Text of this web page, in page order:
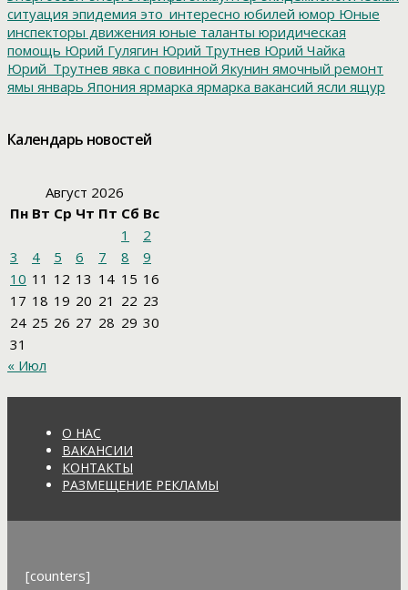
ситуация эпидемия это_интересно юбилей юмор Юные
инспекторы движения юные таланты юридическая
помощь Юрий Гулягин Юрий Трутнев Юрий Чайка
Юрий_Трутнев явка с повинной Якунин ямочный ремонт
ямы январь Япония ярмарка ярмарка вакансий ясли ящур
Календарь новостей
Август 2026
Пн Вт Ср Чт Пт Сб Вс
1
2
3
4 5 6 7 8
9
10 11 12 13 14 15 16
17 18 19 20 21 22 23
24 25 26 27 28 29 30
31
« Июл
О НАС
ВАКАНСИИ
КОНТАКТЫ
РАЗМЕЩЕНИЕ РЕКЛАМЫ
[counters]